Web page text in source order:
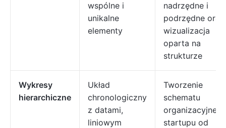
wspólne i
unikalne
elementy
nadrzędne i
podrzędne oraz
wizualizacja
oparta na
strukturze
Wykresy
hierarchiczne
Układ
chronologiczny
z datami,
liniowym
Tworzenie
schematu
startupu od